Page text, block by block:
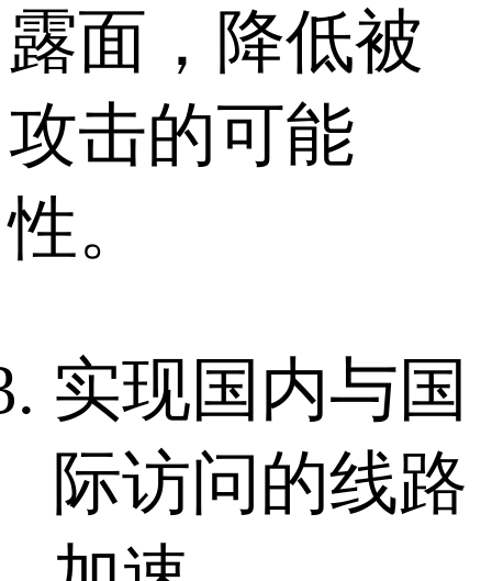
露面，降低被
攻击的可能
性。
实现国内与国
际访问的线路